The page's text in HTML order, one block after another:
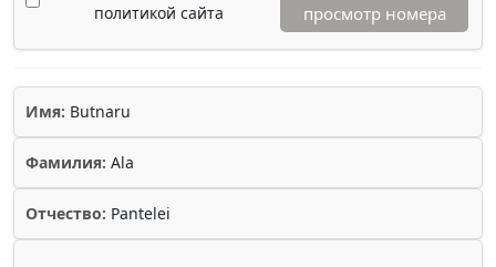
политикой сайта
просмотр номера
Имя: Butnaru
Фамилия: Ala
Отчество: Pantelei